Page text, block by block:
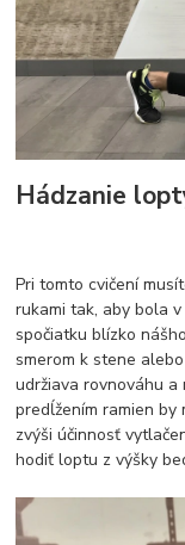
Hádzanie
Pri tomto cvičení
rukami tak, aby bola
spočiatku blízko
smerom k stene
udržiava rovnováhu a
predĺžením ramien by
zvýši účinnosť
hodiť loptu z výšky